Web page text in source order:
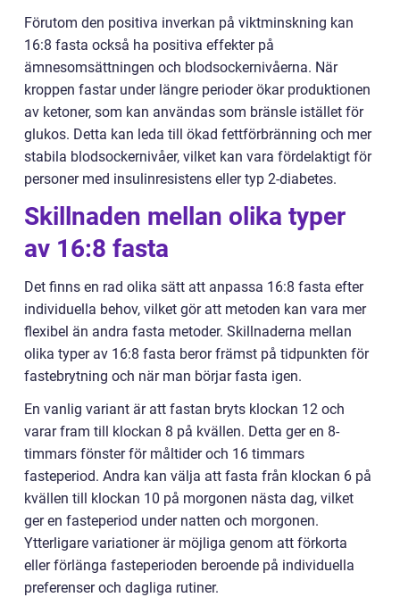
Förutom den positiva inverkan på viktminskning kan
16:8 fasta också ha positiva effekter på
ämnesomsättningen och blodsockernivåerna. När
kroppen fastar under längre perioder ökar produktionen
av ketoner, som kan användas som bränsle istället för
glukos. Detta kan leda till ökad fettförbränning och mer
stabila blodsockernivåer, vilket kan vara fördelaktigt för
personer med insulinresistens eller typ 2-diabetes.
Skillnaden mellan olika typer
av 16:8 fasta
Det finns en rad olika sätt att anpassa 16:8 fasta efter
individuella behov, vilket gör att metoden kan vara mer
flexibel än andra fasta metoder. Skillnaderna mellan
olika typer av 16:8 fasta beror främst på tidpunkten för
fastebrytning och när man börjar fasta igen.
En vanlig variant är att fastan bryts klockan 12 och
varar fram till klockan 8 på kvällen. Detta ger en 8-
timmars fönster för måltider och 16 timmars
fasteperiod. Andra kan välja att fasta från klockan 6 på
kvällen till klockan 10 på morgonen nästa dag, vilket
ger en fasteperiod under natten och morgonen.
Ytterligare variationer är möjliga genom att förkorta
eller förlänga fasteperioden beroende på individuella
preferenser och dagliga rutiner.